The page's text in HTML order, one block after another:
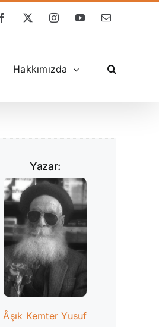
Facebook
X InstagramYouTube
E-
Hakkımızda
Yazar:
Âşık Kemter Yusuf